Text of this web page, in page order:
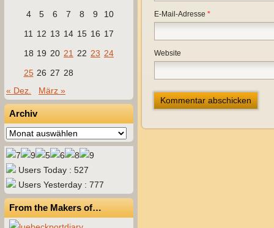
4
5 6 7 8 9
10
11
12 13 14 15 16 17
18 19 20 21 22 23 24
25 26 27 28
« Dez.
März »
Archiv
Archiv
Users Today : 527
Users Yesterday : 777
From the Makers of…
E-Mail-Adresse *
Website